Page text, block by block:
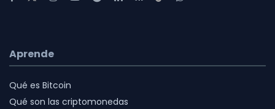
Aprende
Qué es Bitcoin
Qué son las criptomonedas